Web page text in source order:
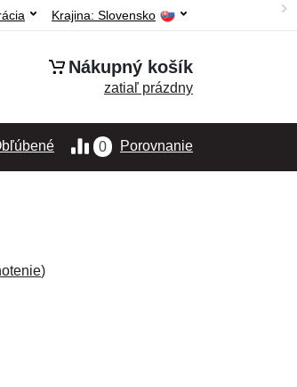
Krajina: Slovensko
Nákupný košík
zatiaľ prázdny
0 Porovnanie
)